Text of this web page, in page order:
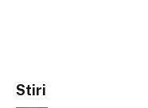
Stiri